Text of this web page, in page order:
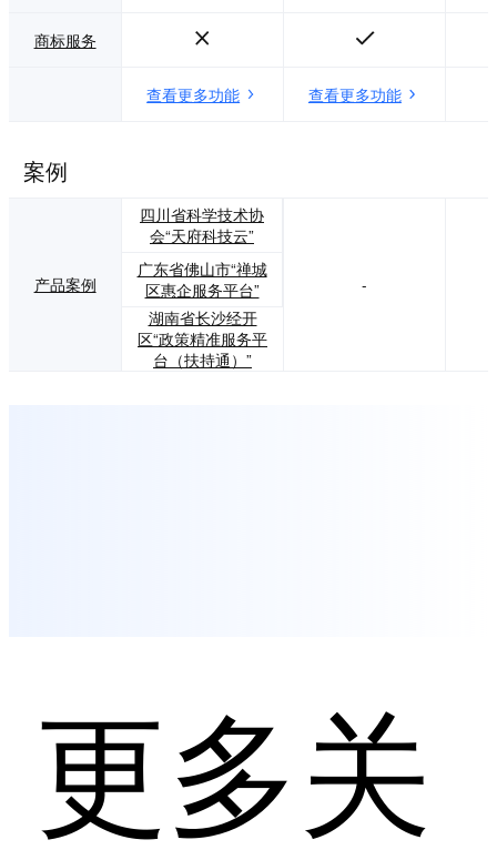
商标服务
查看更多功能 查看更多功能
案例
产品案例
四川省科学技术协
会“天府科技云”
广东省佛山市“禅城
区惠企服务平台”
湖南省长沙经开
区“政策精准服务平
台（扶持通）”
-
更多关